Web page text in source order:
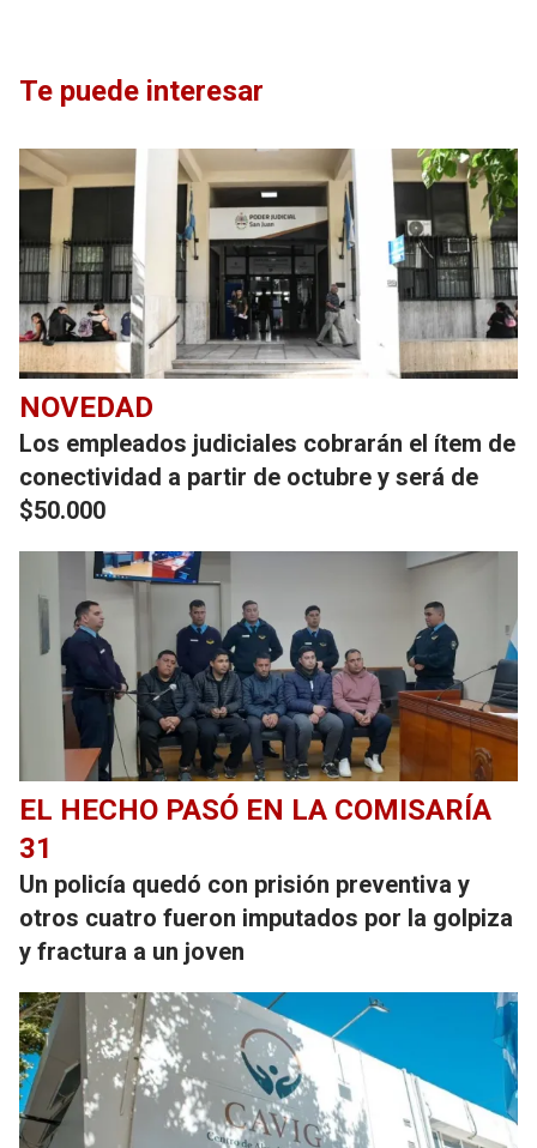
Te puede interesar
NOVEDAD
Los empleados judiciales cobrarán el ítem de
conectividad a partir de octubre y será de
$50.000
EL HECHO PASÓ EN LA COMISARÍA
31
Un policía quedó con prisión preventiva y
otros cuatro fueron imputados por la golpiza
y fractura a un joven